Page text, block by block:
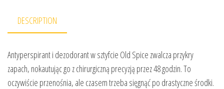
DESCRIPTION
Antyperspirant i dezodorant w sztyfcie Old Spice zwalcza przykry
zapach, nokautując go z chirurgiczną precyzją przez 48 godzin. To
oczywiście przenośnia, ale czasem trzeba sięgnąć po drastyczne środki.